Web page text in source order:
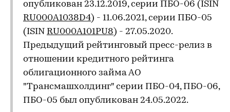
опубликован 23.12.2019, серии ПБО-06 (ISIN
RU000A1038D4) - 11.06.2021, серии ПБО-05
(ISIN RU000A101PU8) - 27.05.2020.
Предыдущий рейтинговый пресс-релиз в
отношении кредитного рейтинга
облигационного займа АО
"Трансмашхолдинг" серии ПБО-04, ПБО-06,
ПБО-05 был опубликован 24.05.2022.